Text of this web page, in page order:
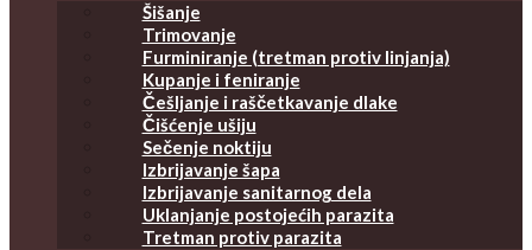
Šišanje
Trimovanje
Furminiranje (tretman protiv linjanja)
Kupanje i feniranje
Češljanje i raščetkavanje dlake
Čišćenje ušiju
Sečenje noktiju
Izbrijavanje šapa
Izbrijavanje sanitarnog dela
Uklanjanje postojećih parazita
Tretman protiv parazita